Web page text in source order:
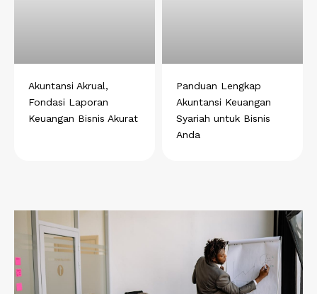
Akuntansi Akrual,
Fondasi Laporan
Keuangan Bisnis Akurat
Panduan Lengkap
Akuntansi Keuangan
Syariah untuk Bisnis
Anda